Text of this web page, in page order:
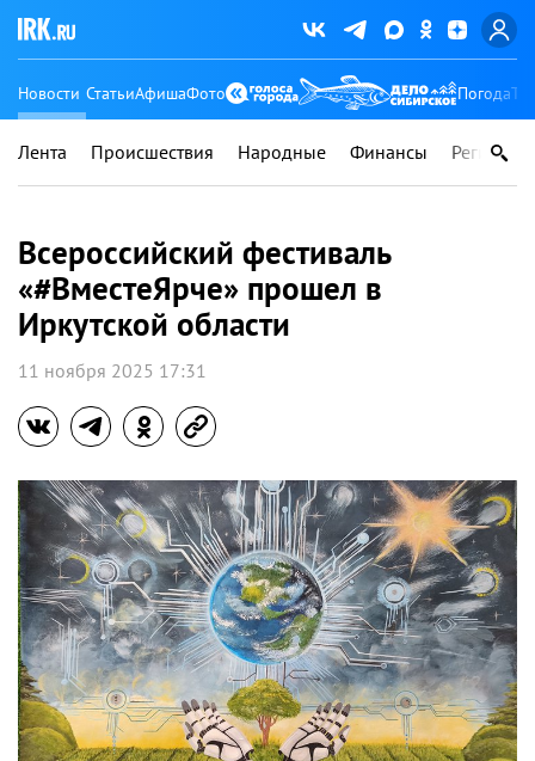
Новости СтатьиАфишаФото Погода
Лента Происшествия Народные Финансы Регионы
Всероссийский фестиваль
«#ВместеЯрче» прошел в
Иркутской области
11 ноября 2025 17:31